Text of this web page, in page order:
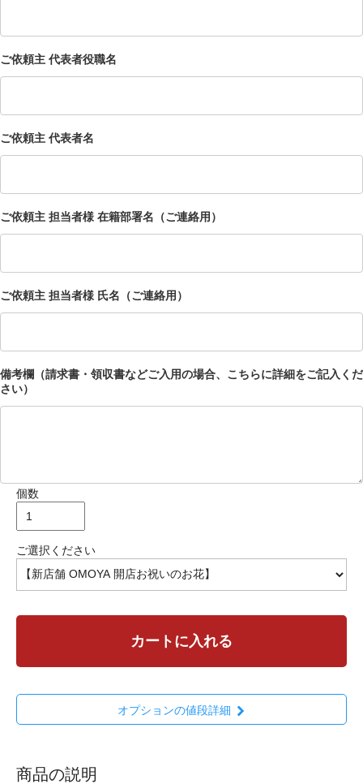
ご依頼主 代表者役職名
ご依頼主 代表者名
ご依頼主 担当者様 在籍部署名（ご連絡用）
ご依頼主 担当者様 氏名（ご連絡用）
備考欄（請求書・領収書などご入用の場合、こちらに詳細をご記入くだ
さい）
個数
ご選択ください
カートに入れる
オプションの値段詳細
商品の説明